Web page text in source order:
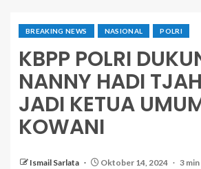
BREAKING NEWS NASIONAL POLRI
KBPP POLRI
NANNY HADI
JADI KETUA
KOWANI
Ismail Sarlata Oktober 14, 2024 3